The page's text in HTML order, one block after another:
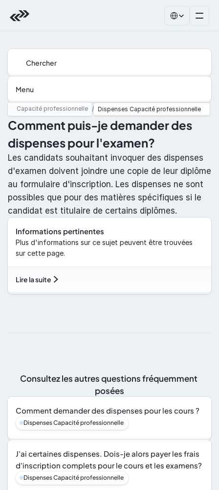
Menu
Chercher
Capacité professionnelle / Dispenses Capacité professionnelle
Comment puis-je demander des
dispenses pour l'examen?
Les candidats souhaitant invoquer des dispenses
d'examen doivent joindre une copie de leur diplôme
au formulaire d'inscription. Les dispenses ne sont
possibles que pour des matières spécifiques si le
candidat est titulaire de certains diplômes.
Informations pertinentes
Plus d'informations sur ce sujet peuvent être trouvées
sur cette page.
Lire la suite
Consultez les autres questions fréquemment
posées
Comment demander des dispenses pour les cours ?
Dispenses Capacité professionnelle
J'ai certaines dispenses. Dois-je alors payer les frais
d'inscription complets pour le cours et les examens?
Dispenses Capacité professionnelle